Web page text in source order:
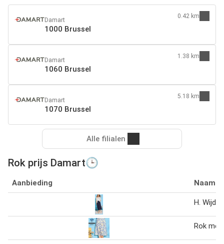
Damart
1000 Brussel
0.42 km
Damart
1060 Brussel
1.38 km
Damart
1070 Brussel
5.18 km
Alle filialen
Rok prijs Damart🕒
Aanbieding Naam
H. Wijde
Rok met